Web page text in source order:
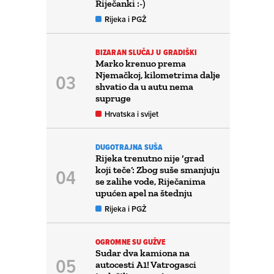
Riječanki :-)
Rijeka i PGŽ
BIZARAN SLUČAJ U GRADIŠKI
Marko krenuo prema
Njemačkoj, kilometrima dalje
shvatio da u autu nema
supruge
Hrvatska i svijet
DUGOTRAJNA SUŠA
Rijeka trenutno nije ‘grad
koji teče’: Zbog suše smanjuju
se zalihe vode, Riječanima
upućen apel na štednju
Rijeka i PGŽ
OGROMNE SU GUŽVE
Sudar dva kamiona na
autocesti A1! Vatrogasci